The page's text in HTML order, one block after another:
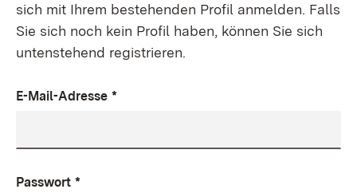
sich mit Ihrem bestehenden Profil anmelden. Falls
Sie sich noch kein Profil haben, können Sie sich
untenstehend registrieren.
E-Mail-Adresse *
Passwort *